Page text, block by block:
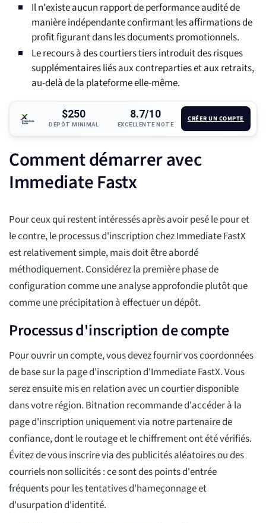
Il n'existe aucun rapport de performance audité de
manière indépendante confirmant les affirmations de
profit figurant dans les documents promotionnels.
Le recours à des courtiers tiers introduit des risques
supplémentaires liés aux contreparties et aux retraits,
au-delà de la plateforme elle-même.
$250
DÉPÔT MINIMAL
8.7/10
EXCELLENTE NOTE
CRÉER UN COMPTE
Comment démarrer avec
Immediate Fastx
Pour ceux qui restent intéressés après avoir pesé le pour et
le contre, le processus d'inscription chez Immediate FastX
est relativement simple, mais doit être abordé
méthodiquement. Considérez la première phase de
configuration comme une analyse approfondie plutôt que
comme une précipitation à effectuer un dépôt.
Processus d'inscription de compte
Pour ouvrir un compte, vous devez fournir vos coordonnées
de base sur la page d'inscription d'Immediate FastX. Vous
serez ensuite mis en relation avec un courtier disponible
dans votre région. Bitnation recommande d'accéder à la
page d'inscription uniquement via notre partenaire de
confiance, dont le routage et le chiffrement ont été vérifiés.
Évitez de vous inscrire via des publicités aléatoires ou des
courriels non sollicités : ce sont des points d'entrée
fréquents pour les tentatives d'hameçonnage et
d'usurpation d'identité.